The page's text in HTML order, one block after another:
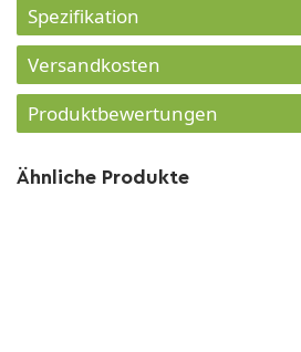
Spezifikation
Versandkosten
Produktbewertungen
Ähnliche Produkte